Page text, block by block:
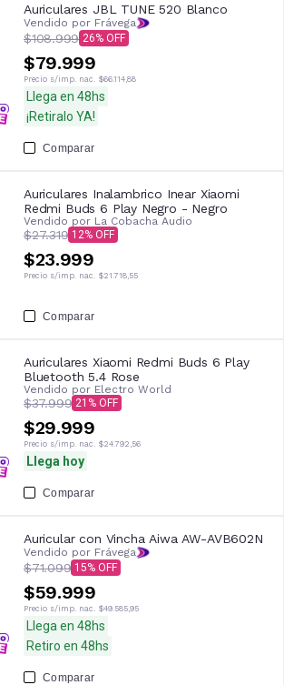
Auriculares JBL TUNE 520 Blanco
Vendido por Frávega
$108.999 26
$79.999
Precio s/imp. nac. $66.114,88
Llega en 48hs
¡Retiralo YA!
Comparar
Auriculares Inalambrico Inear Xiaomi
Redmi Buds 6 Play Negro - Negro
Vendido por La Cobacha Audio
$27.319 12
$23.999
Precio s/imp. nac. $21.718,55
Comparar
Auriculares Xiaomi Redmi Buds 6 Play
Bluetooth 5.4 Rose
Vendido por Electro World
$37.999 21
$29.999
Precio s/imp. nac. $24.792,56
Llega hoy
Comparar
Auricular con Vincha Aiwa AW-AVB602N
Vendido por Frávega
$71.099 15
$59.999
Precio s/imp. nac. $49.585,95
Llega en 48hs
Retiro en 48hs
Comparar